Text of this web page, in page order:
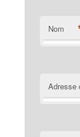
Nom
Adresse